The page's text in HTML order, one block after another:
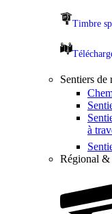
Timbre
Sentiers de
à
Régional